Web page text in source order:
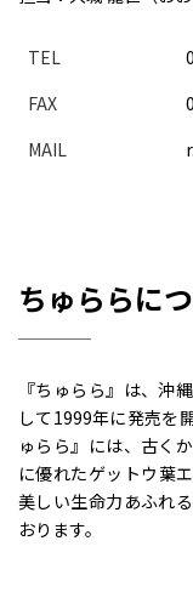
TEL
FAX
MAIL
ちゅららに
『ちゅらら』は、沖
して1999年に発売を
ゅらら』には、古く
に優れたゲットウ葉
美しい生命力あふれ
おります。